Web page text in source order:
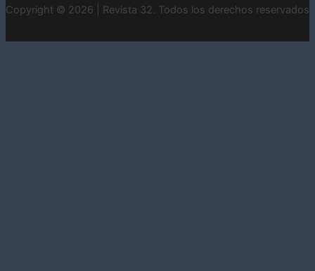
Copyright © 2026 | Revista 32. Todos los derechos reservados